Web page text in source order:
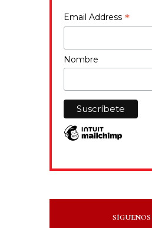
Email Address *
Nombre
SÍGUENOS